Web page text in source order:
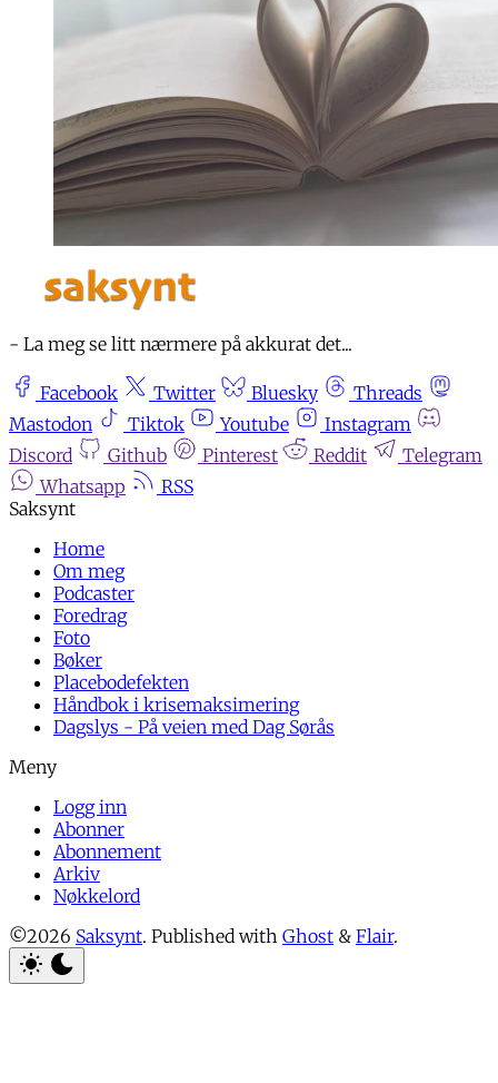
- La meg se litt nærmere på akkurat det...
Facebook Twitter Bluesky
Threads
Mastodon
Tiktok Youtube
Instagram
Discord
Github Pinterest Reddit
Telegram
Whatsapp
RSS
Home
Om meg
Podcaster
Foredrag
Foto
Bøker
Placebodefekten
Håndbok i krisemaksimering
Dagslys - På veien med Dag Sørås
Logg inn
Abonner
Abonnement
Arkiv
Nøkkelord
©2026 Saksynt. Published with Ghost & Flair.